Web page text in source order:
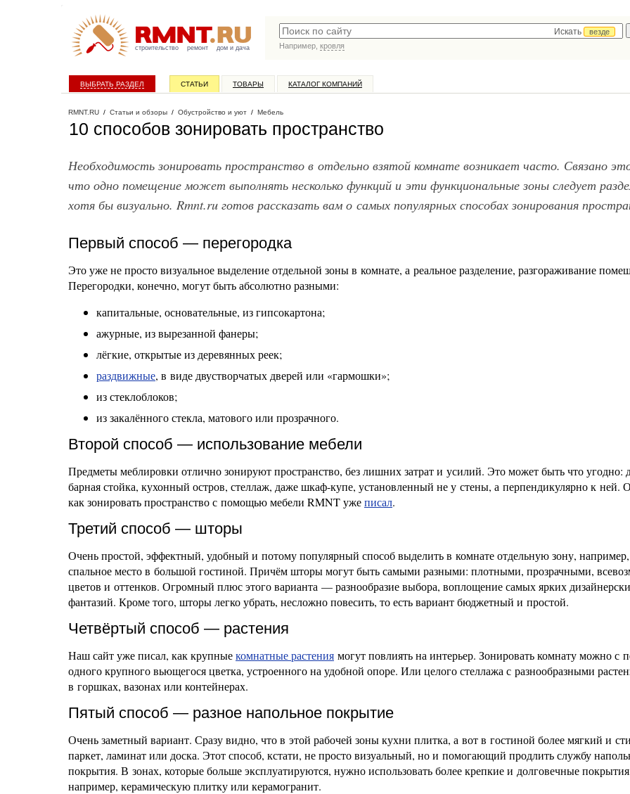
строительство ремонт дом и дача
Искать
везде
Например, кровля
ВЫБРАТЬ РАЗДЕЛ СТАТЬИ ТОВАРЫ КАТАЛОГ КОМПАНИЙ
RMNT.RU / Статьи и обзоры / Обустройство и уют / Мебель
10 способов зонировать пространство
Необходимость зонировать пространство в отдельно взятой комнате возникает часто. Связано
что одно помещение может выполнять несколько функций и эти функциональные зоны следует
хотя бы визуально. Rmnt.ru готов рассказать вам о самых популярных способах зонирования
Первый способ — перегородка
Это уже не просто визуальное выделение отдельной зоны в комнате, а реальное разделение, разгораживание
Перегородки, конечно, могут быть абсолютно разными:
капитальные, основательные, из гипсокартона;
ажурные, из вырезанной фанеры;
лёгкие, открытые из деревянных реек;
раздвижные, в виде двустворчатых дверей или «гармошки»;
из стеклоблоков;
из закалённого стекла, матового или прозрачного.
Второй способ — использование мебели
Предметы меблировки отлично зонируют пространство, без лишних затрат и усилий. Это может быть что угодно:
барная стойка, кухонный остров, стеллаж, даже шкаф-купе, установленный не у стены, а перпендикулярно к ней.
как зонировать пространство с помощью мебели RMNT ужеписал.
Третий способ — шторы
Очень простой, эффектный, удобный и потому популярный способ выделить в комнате отдельную зону, например,
спальное место в большой гостиной. Причём шторы могут быть самыми разными: плотными, прозрачными,
цветов и оттенков. Огромный плюс этого варианта — разнообразие выбора, воплощение самых ярких
фантазий. Кроме того, шторы легко убрать, несложно повесить, то есть вариант бюджетный и простой.
Четвёртый способ — растения
Наш сайт уже писал, как крупныекомнатные растения могут повлиять на интерьер. Зонировать комнату можно с
одного крупного вьющегося цветка, устроенного на удобной опоре. Или целого стеллажа с разнообразными
в горшках, вазонах или контейнерах.
Пятый способ — разное напольное покрытие
Очень заметный вариант. Сразу видно, что в этой рабочей зоны кухни плитка, а вот в гостиной более мягкий и
паркет, ламинат или доска. Этот способ, кстати, не просто визуальный, но и помогающий продлить службу
покрытия. В зонах, которые больше эксплуатируются, нужно использовать более крепкие и долговечные
например, керамическую плитку или керамогранит.